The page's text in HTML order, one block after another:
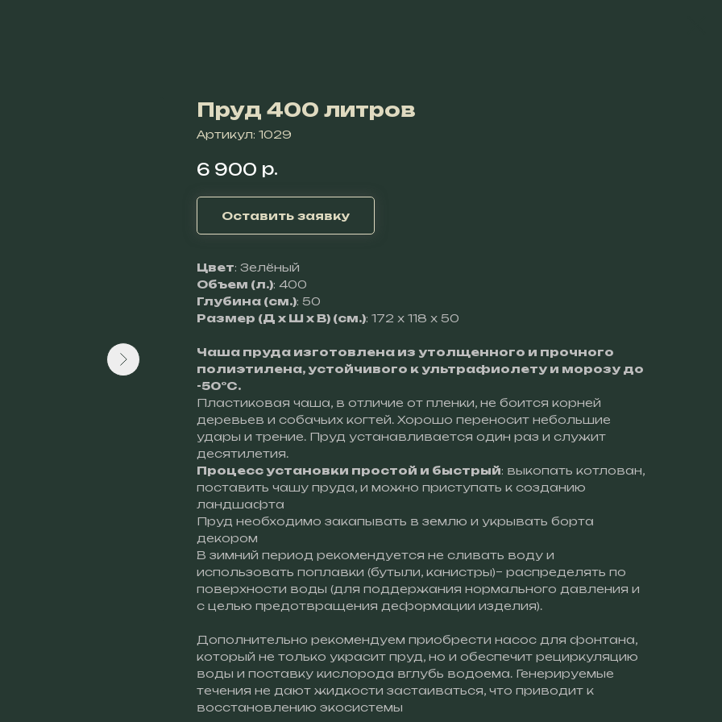
Пруд 400 литров
Артикул: 1029
6 900 р.
Оставить заявку
Цвет: Зелёный
Объем (л.): 400
Глубина (см.): 50
Размер (Д х Ш х В) (см.): 172 x 118 x 50
Чаша пруда изготовлена из утолщенного и прочного
полиэтилена, устойчивого к ультрафиолету и морозу до
-50°С.
Пластиковая чаша, в отличие от пленки, не боится корней
деревьев и собачьих когтей. Хорошо переносит небольшие
удары и трение. Пруд устанавливается один раз и служит
десятилетия.
Процесс установки простой и быстрый: выкопать котлован,
поставить чашу пруда, и можно приступать к созданию
ландшафта
Пруд необходимо закапывать в землю и укрывать борта
декором
В зимний период рекомендуется не сливать воду и
использовать поплавки (бутыли, канистры)– распределять по
поверхности воды (для поддержания нормального давления и
с целью предотвращения деформации изделия).
Дополнительно рекомендуем приобрести насос для фонтана,
который не только украсит пруд, но и обеспечит рециркуляцию
воды и поставку кислорода вглубь водоема. Генерируемые
течения не дают жидкости застаиваться, что приводит к
восстановлению экосистемы